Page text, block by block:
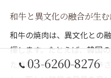
和牛と異文化の融合が生
和牛の焼肉は、異文化との
揮します。たとえば、韓国
た焼肉は、ピリッとした辛
03-6260-8276